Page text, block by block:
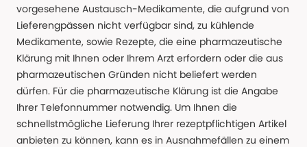
vorgesehene Austausch-Medikamente, die aufgrund von
Lieferengpässen nicht verfügbar sind, zu kühlende
Medikamente, sowie Rezepte, die eine pharmazeutische
Klärung mit Ihnen oder Ihrem Arzt erfordern oder die aus
pharmazeutischen Gründen nicht beliefert werden
dürfen. Für die pharmazeutische Klärung ist die Angabe
Ihrer Telefonnummer notwendig. Um Ihnen die
schnellstmögliche Lieferung Ihrer rezeptpflichtigen Artikel
anbieten zu können, kann es in Ausnahmefällen zu einem